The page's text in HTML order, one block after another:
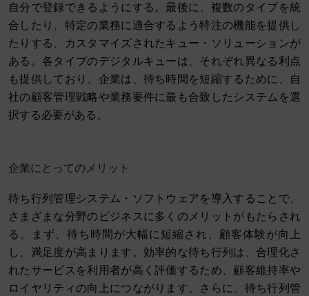
自分で登録できるようにする。最後に、複数のタイプを統
合したり、特定の業務に適合するよう特注の機能を提供し
たりする、カスタマイズされたキュー・ソリューションが
ある。各タイプのデジタルキューは、それぞれ異なる利点
も提供しており、企業は、待ち時間を短縮するために、自
社の顧客管理戦略や業務要件に最も合致したシステムを選
択する必要がある。
企業にとってのメリット
待ち行列管理システム・ソフトウェアを導入することで、
さまざまな分野のビジネスに多くのメリットがもたらされ
る。まず、待ち時間が大幅に短縮され、顧客体験が向上
し、満足度が高まります。効率的な待ち行列は、合理化さ
れたサービスを利用者が高く評価するため、顧客維持率や
ロイヤリティの向上につながります。さらに、待ち行列管